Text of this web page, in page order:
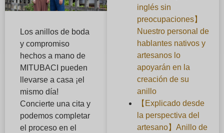
Los anillos de boda
y compromiso
hechos a mano de
MITUBACI pueden
llevarse a casa ¡el
mismo día!
Concierte una cita y
podemos completar
el proceso en el
inglés sin
preocupaciones】
Nuestro personal de
hablantes nativos y
artesanos lo
apoyarán en la
creación de su
anillo
【Explicado desde
la perspectiva del
artesano】Anillo de